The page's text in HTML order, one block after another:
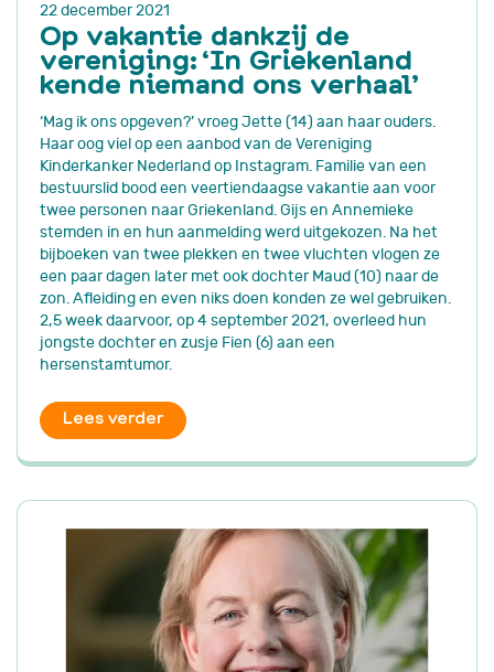
22 december 2021
Op vakantie dankzij de
vereniging: ‘In Griekenland
kende niemand ons verhaal’
‘Mag ik ons opgeven?’ vroeg Jette (14) aan haar ouders.
Haar oog viel op een aanbod van de Vereniging
Kinderkanker Nederland op Instagram. Familie van een
bestuurslid bood een veertiendaagse vakantie aan voor
twee personen naar Griekenland. Gijs en Annemieke
stemden in en hun aanmelding werd uitgekozen. Na het
bijboeken van twee plekken en twee vluchten vlogen ze
een paar dagen later met ook dochter Maud (10) naar de
zon. Afleiding en even niks doen konden ze wel gebruiken.
2,5 week daarvoor, op 4 september 2021, overleed hun
jongste dochter en zusje Fien (6) aan een
hersenstamtumor.
Lees verder